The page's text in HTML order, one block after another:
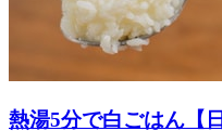
熱湯5分で白ごはん【